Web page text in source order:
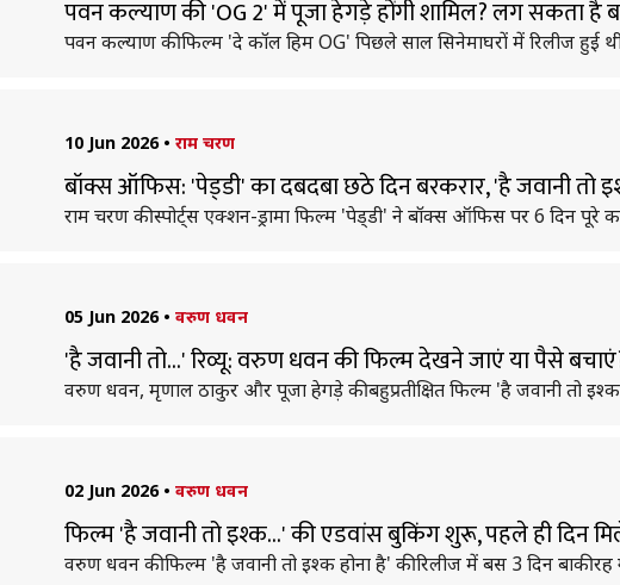
पवन कल्याण की 'OG 2' में पूजा हेगड़े होंगी शामिल? लग सकता है
पवन कल्याण की फिल्म 'दे कॉल हिम OG' पिछले साल सिनेमाघरों में रिलीज हुई
10 Jun 2026 • राम चरण
बॉक्स ऑफिस: 'पेड्‌डी' का दबदबा छठे दिन बरकरार, 'है जवानी तो
राम चरण की स्पोर्ट्स एक्शन-ड्रामा फिल्म 'पेड्‌डी' ने बॉक्स ऑफिस पर 6 दिन पूरे
05 Jun 2026 • वरुण धवन
'है जवानी तो...' रिव्यू: वरुण धवन की फिल्म देखने जाएं या पैसे
वरुण धवन, मृणाल ठाकुर और पूजा हेगड़े की बहुप्रतीक्षित फिल्म 'है जवानी तो इश्क
02 Jun 2026 • वरुण धवन
फिल्म 'है जवानी तो इश्क...' की एडवांस बुकिंग शुरू, पहले ही दिन
वरुण धवन की फिल्म 'है जवानी तो इश्क होना है' की रिलीज में बस 3 दिन बाकी रह